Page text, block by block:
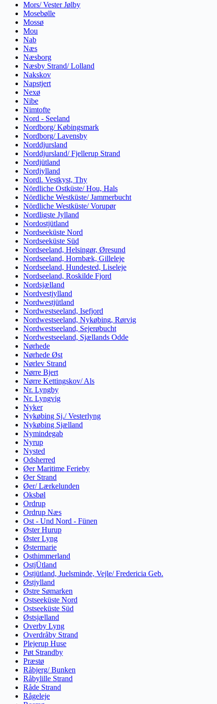
Mors/ Vester Jølby
Mosebølle
Mossø
Mou
Nab
Næs
Næsborg
Næsby Strand/ Lolland
Nakskov
Napstjert
Nexø
Nibe
Nimtofte
Nord - Seeland
Nordborg/ Købingsmark
Nordborg/ Lavensby
Norddjursland
Norddjursland/ Fjellerup Strand
Nordjütland
Nordjylland
Nordl. Vestkyst, Thy
Nördliche Ostküste/ Hou, Hals
Nördliche Westküste/ Jammerbucht
Nördliche Westküste/ Vorupør
Nordligste Jylland
Nordostjütland
Nordseeküste Nord
Nordseeküste Süd
Nordseeland, Helsingør, Øresund
Nordseeland, Hornbæk, Gilleleje
Nordseeland, Hundested, Liseleje
Nordseeland, Roskilde Fjord
Nordsjælland
Nordvestjylland
Nordwestjütland
Nordwestseeland, Isefjord
Nordwestseeland, Nykøbing, Rørvig
Nordwestseeland, Sejerøbucht
Nordwestseeland, Sjællands Odde
Nørhede
Nørhede Øst
Nørlev Strand
Nørre Bjert
Nørre Kettingskov/ Als
Nr. Lyngby
Nr. Lyngvig
Nyker
Nykøbing Sj./ Vesterlyng
Nykøbing Sjælland
Nymindegab
Nyrup
Nysted
Odsherred
Øer Maritime Ferieby
Øer Strand
Øer/ Lærkelunden
Oksbøl
Ordrup
Ordrup Næs
Ost - Und Nord - Fünen
Øster Hurup
Øster Lyng
Østermarie
Osthimmerland
OstjÜtland
Ostjütland, Juelsminde, Vejle/ Fredericia Geb.
Østjylland
Østre Sømarken
Ostseeküste Nord
Ostseeküste Süd
Østsjælland
Overby Lyng
Overdråby Strand
Plejerup Huse
Pøt Strandby
Præstø
Råbjerg/ Bunken
Råbylille Strand
Råde Strand
Rågeleje